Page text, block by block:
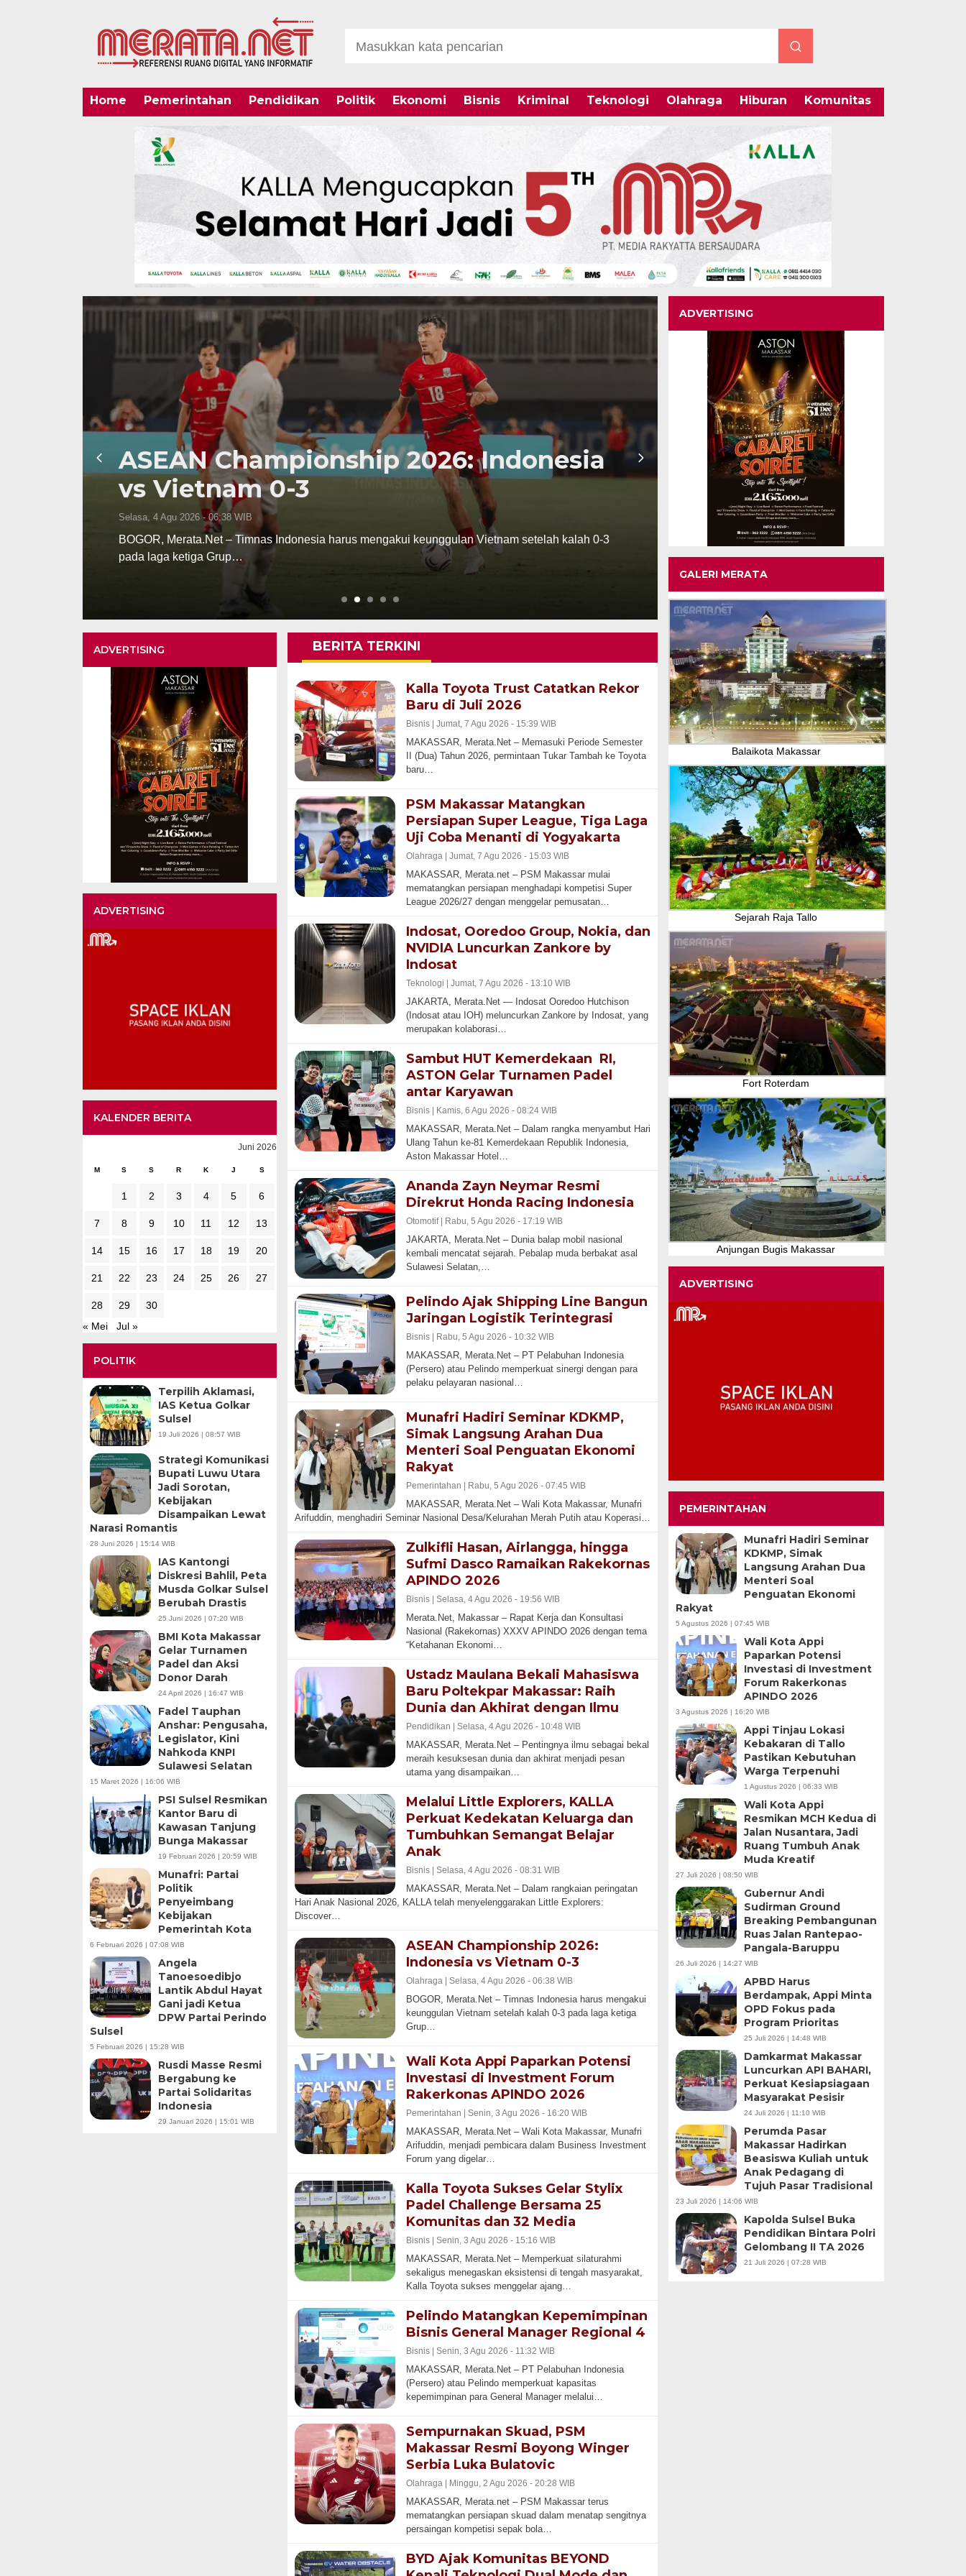
Home Pemerintahan Pendidikan Politik Ekonomi Bisnis Kriminal Teknologi Olahraga Hiburan Komunitas
ASEAN Championship 2026: Indonesia
vs Vietnam 0-3
Selasa, 4 Agu 2026 - 06:38 WIB
BOGOR, Merata.Net – Timnas Indonesia harus mengakui keunggulan Vietnam setelah kalah 0-3
pada laga ketiga Grup…
ASEAN
Leste vs Indonesia
Sabtu, 1 Agu 2026 - 07:41 WIB
MERATA.NET – Timnas Indonesia melanjutkan
mengalahkan Timor Leste dengan…
ADVERTISING
ADVERTISING
KALENDER BERITA
Juni 2026
M S S R K J S
1 2 3 4 5 6
7 8 9 10 11 12 13
14 15 16 17 18 19 20
21 22 23 24 25 26 27
28 29
30
« Mei
Jul »
POLITIK
Terpilih Aklamasi,
IAS Ketua Golkar
Sulsel
19 Juli 2026 | 08:57 WIB
Strategi Komunikasi
Bupati Luwu Utara
Jadi Sorotan,
Kebijakan
Disampaikan Lewat
Narasi Romantis
28 Juni 2026 | 15:14 WIB
IAS Kantongi
Diskresi Bahlil, Peta
Musda Golkar Sulsel
Berubah Drastis
25 Juni 2026 | 07:20 WIB
BMI Kota Makassar
Gelar Turnamen
Padel dan Aksi
Donor Darah
24 April 2026 | 16:47 WIB
Fadel Tauphan
Anshar: Pengusaha,
Legislator, Kini
Nahkoda KNPI
Sulawesi Selatan
15 Maret 2026 | 16:06 WIB
PSI Sulsel Resmikan
Kantor Baru di
Kawasan Tanjung
Bunga Makassar
19 Februari 2026 | 20:59 WIB
Munafri: Partai
Politik
Penyeimbang
Kebijakan
Pemerintah Kota
6 Februari 2026 | 07:08 WIB
Angela
Tanoesoedibjo
Lantik Abdul Hayat
Gani jadi Ketua
DPW Partai Perindo
Sulsel
5 Februari 2026 | 15:28 WIB
Rusdi Masse Resmi
Bergabung ke
Partai Solidaritas
Indonesia
29 Januari 2026 | 15:01 WIB
BERITA TERKINI
Kalla Toyota Trust Catatkan Rekor
Baru di Juli 2026
Bisnis | Jumat, 7 Agu 2026 - 15:39 WIB
MAKASSAR, Merata.Net – Memasuki Periode Semester
II (Dua) Tahun 2026, permintaan Tukar Tambah ke Toyota
baru…
PSM Makassar Matangkan
Persiapan Super League, Tiga Laga
Uji Coba Menanti di Yogyakarta
Olahraga | Jumat, 7 Agu 2026 - 15:03 WIB
MAKASSAR, Merata.net – PSM Makassar mulai
mematangkan persiapan menghadapi kompetisi Super
League 2026/27 dengan menggelar pemusatan…
Indosat, Ooredoo Group, Nokia, dan
NVIDIA Luncurkan Zankore by
Indosat
Teknologi | Jumat, 7 Agu 2026 - 13:10 WIB
JAKARTA, Merata.Net — Indosat Ooredoo Hutchison
(Indosat atau IOH) meluncurkan Zankore by Indosat, yang
merupakan kolaborasi…
Sambut HUT Kemerdekaan RI,
ASTON Gelar Turnamen Padel
antar Karyawan
Bisnis | Kamis, 6 Agu 2026 - 08:24 WIB
MAKASSAR, Merata.Net – Dalam rangka menyambut Hari
Ulang Tahun ke-81 Kemerdekaan Republik Indonesia,
Aston Makassar Hotel…
Ananda Zayn Neymar Resmi
Direkrut Honda Racing Indonesia
Otomotif | Rabu, 5 Agu 2026 - 17:19 WIB
JAKARTA, Merata.Net – Dunia balap mobil nasional
kembali mencatat sejarah. Pebalap muda berbakat asal
Sulawesi Selatan,…
Pelindo Ajak Shipping Line Bangun
Jaringan Logistik Terintegrasi
Bisnis | Rabu, 5 Agu 2026 - 10:32 WIB
MAKASSAR, Merata.Net – PT Pelabuhan Indonesia
(Persero) atau Pelindo memperkuat sinergi dengan para
pelaku pelayaran nasional…
Munafri Hadiri Seminar KDKMP,
Simak Langsung Arahan Dua
Menteri Soal Penguatan Ekonomi
Rakyat
Pemerintahan | Rabu, 5 Agu 2026 - 07:45 WIB
MAKASSAR, Merata.Net – Wali Kota Makassar, Munafri
Arifuddin, menghadiri Seminar Nasional Desa/Kelurahan Merah Putih atau Koperasi…
Zulkifli Hasan, Airlangga, hingga
Sufmi Dasco Ramaikan Rakekornas
APINDO 2026
Bisnis | Selasa, 4 Agu 2026 - 19:56 WIB
Merata.Net, Makassar – Rapat Kerja dan Konsultasi
Nasional (Rakekornas) XXXV APINDO 2026 dengan tema
“Ketahanan Ekonomi…
Ustadz Maulana Bekali Mahasiswa
Baru Poltekpar Makassar: Raih
Dunia dan Akhirat dengan Ilmu
Pendidikan | Selasa, 4 Agu 2026 - 10:48 WIB
MAKASSAR, Merata.Net – Pentingnya ilmu sebagai bekal
meraih kesuksesan dunia dan akhirat menjadi pesan
utama yang disampaikan…
Melalui Little Explorers, KALLA
Perkuat Kedekatan Keluarga dan
Tumbuhkan Semangat Belajar
Anak
Bisnis | Selasa, 4 Agu 2026 - 08:31 WIB
MAKASSAR, Merata.Net – Dalam rangkaian peringatan
Hari Anak Nasional 2026, KALLA telah menyelenggarakan Little Explorers:
Discover…
ASEAN Championship 2026:
Indonesia vs Vietnam 0-3
Olahraga | Selasa, 4 Agu 2026 - 06:38 WIB
BOGOR, Merata.Net – Timnas Indonesia harus mengakui
keunggulan Vietnam setelah kalah 0-3 pada laga ketiga
Grup…
Wali Kota Appi Paparkan Potensi
Investasi di Investment Forum
Rakerkonas APINDO 2026
Pemerintahan | Senin, 3 Agu 2026 - 16:20 WIB
MAKASSAR, Merata.Net – Wali Kota Makassar, Munafri
Arifuddin, menjadi pembicara dalam Business Investment
Forum yang digelar…
Kalla Toyota Sukses Gelar Stylix
Padel Challenge Bersama 25
Komunitas dan 32 Media
Bisnis | Senin, 3 Agu 2026 - 15:16 WIB
MAKASSAR, Merata.Net – Memperkuat silaturahmi
sekaligus menegaskan eksistensi di tengah masyarakat,
Kalla Toyota sukses menggelar ajang…
Pelindo Matangkan Kepemimpinan
Bisnis General Manager Regional 4
Bisnis | Senin, 3 Agu 2026 - 11:32 WIB
MAKASSAR, Merata.Net – PT Pelabuhan Indonesia
(Persero) atau Pelindo memperkuat kapasitas
kepemimpinan para General Manager melalui…
Sempurnakan Skuad, PSM
Makassar Resmi Boyong Winger
Serbia Luka Bulatovic
Olahraga | Minggu, 2 Agu 2026 - 20:28 WIB
MAKASSAR, Merata.net – PSM Makassar terus
mematangkan persiapan skuad dalam menatap sengitnya
persaingan kompetisi sepak bola…
BYD Ajak Komunitas BEYOND
ADVERTISING
GALERI MERATA
Balaikota Makassar
Sejarah Raja Tallo
Fort Roterdam
Anjungan Bugis Makassar
ADVERTISING
PEMERINTAHAN
Munafri Hadiri Seminar
KDKMP, Simak
Langsung Arahan Dua
Menteri Soal
Penguatan Ekonomi
Rakyat
5 Agustus 2026 | 07:45 WIB
Wali Kota Appi
Paparkan Potensi
Investasi di Investment
Forum Rakerkonas
APINDO 2026
3 Agustus 2026 | 16:20 WIB
Appi Tinjau Lokasi
Kebakaran di Tallo
Pastikan Kebutuhan
Warga Terpenuhi
1 Agustus 2026 | 06:33 WIB
Wali Kota Appi
Resmikan MCH Kedua di
Jalan Nusantara, Jadi
Ruang Tumbuh Anak
Muda Kreatif
27 Juli 2026 | 08:50 WIB
Gubernur Andi
Sudirman Ground
Breaking Pembangunan
Ruas Jalan Rantepao-
Pangala-Baruppu
26 Juli 2026 | 14:27 WIB
APBD Harus
Berdampak, Appi Minta
OPD Fokus pada
Program Prioritas
25 Juli 2026 | 14:48 WIB
Damkarmat Makassar
Luncurkan API BAHARI,
Perkuat Kesiapsiagaan
Masyarakat Pesisir
24 Juli 2026 | 11:10 WIB
Perumda Pasar
Makassar Hadirkan
Beasiswa Kuliah untuk
Anak Pedagang di
Tujuh Pasar Tradisional
23 Juli 2026 | 14:06 WIB
Kapolda Sulsel Buka
Pendidikan Bintara Polri
Gelombang II TA 2026
21 Juli 2026 | 07:28 WIB